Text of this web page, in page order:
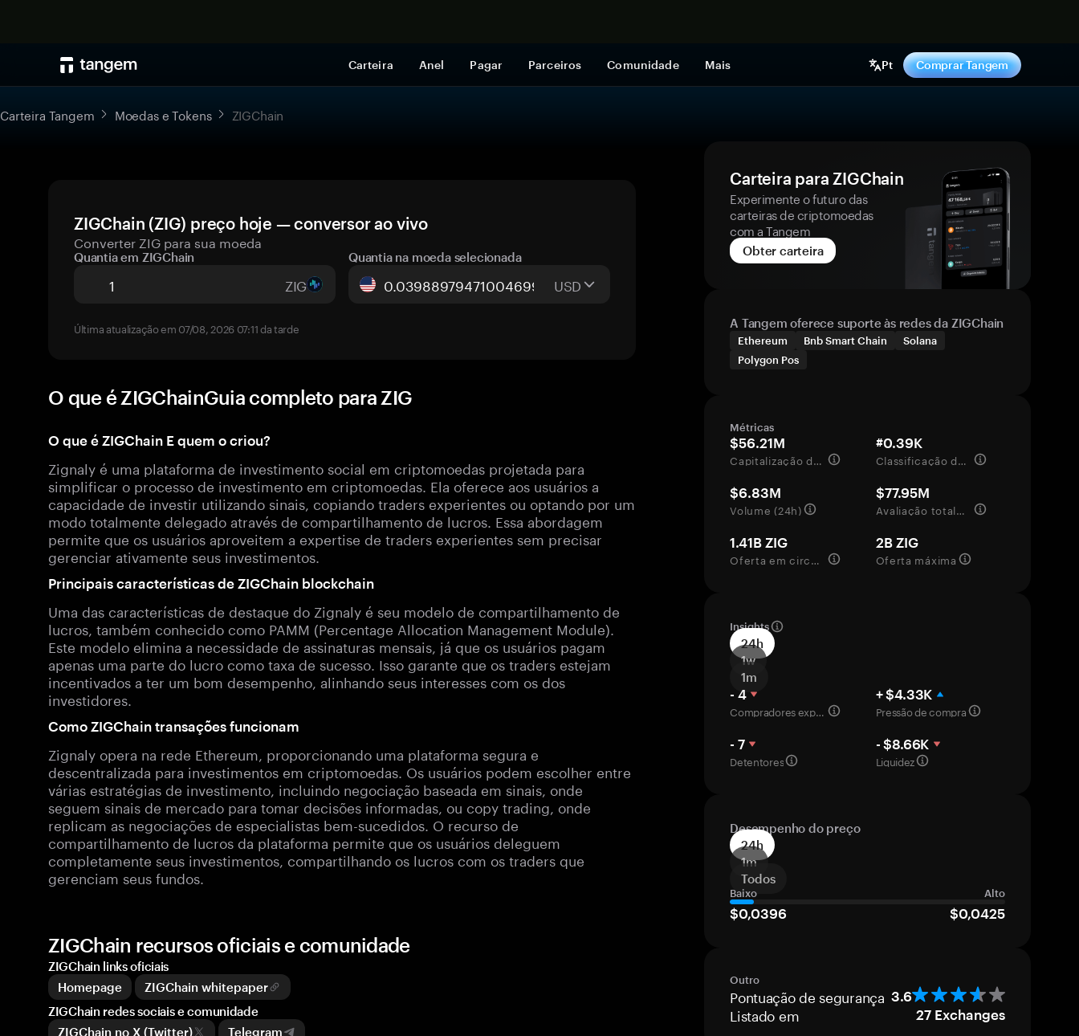
Carteira Anel Pagar Parceiros Comunidade Mais Pt Comprar Tangem
Carteira Tangem Moedas e Tokens ZIGChain
ZIGChain (ZIG) preço hoje — conversor ao vivo
Converter ZIG para sua moeda
Quantia em ZIGChain
ZIG
Quantia na moeda selecionada
USD
Última atualização em 07/08, 2026 07:11 da tarde
O que é ZIGChainGuia completo para ZIG
O que é ZIGChain E quem o criou?
Zignaly é uma plataforma de investimento social em criptomoedas projetada para
simplificar o processo de investimento em criptomoedas. Ela oferece aos usuários a
capacidade de investir utilizando sinais, copiando traders experientes ou optando por um
modo totalmente delegado através de compartilhamento de lucros. Essa abordagem
permite que os usuários aproveitem a expertise de traders experientes sem precisar
gerenciar ativamente seus investimentos.
Principais características de ZIGChain blockchain
Uma das características de destaque do Zignaly é seu modelo de compartilhamento de
lucros, também conhecido como PAMM (Percentage Allocation Management Module).
Este modelo elimina a necessidade de assinaturas mensais, já que os usuários pagam
apenas uma parte do lucro como taxa de sucesso. Isso garante que os traders estejam
incentivados a ter um bom desempenho, alinhando seus interesses com os dos
investidores.
Como ZIGChain transações funcionam
Zignaly opera na rede Ethereum, proporcionando uma plataforma segura e
descentralizada para investimentos em criptomoedas. Os usuários podem escolher entre
várias estratégias de investimento, incluindo negociação baseada em sinais, onde
seguem sinais de mercado para tomar decisões informadas, ou copy trading, onde
replicam as negociações de especialistas bem-sucedidos. O recurso de
compartilhamento de lucros da plataforma permite que os usuários deleguem
completamente seus investimentos, compartilhando os lucros com os traders que
gerenciam seus fundos.
Carteira para ZIGChain
Experimente o futuro das
carteiras de criptomoedas
com a Tangem
Obter carteira
A Tangem oferece suporte às redes da ZIGChain
Ethereum Bnb Smart Chain
Solana
Polygon Pos
Métricas
$56.21M
Capitalização de mercado
#0.39K
Classificação de mercado
$6.83M
Volume (24h)
$77.95M
Avaliação totalmente diluída
1.41B ZIG
Oferta em circulação
2B ZIG
Oferta máxima
Insights
24h
1w
1m
- 4
Compradores experientes
+ $4.33K
Pressão de compra
- 7
Detentores
- $8.66K
Liquidez
Desempenho do preço
24h
1m
Todos
Baixo Alto
$0,0396 $0,0425
Outro
Pontuação de segurança 3.6
Listado em 27 Exchanges
ZIGChain recursos oficiais e comunidade
ZIGChain links oficiais
Homepage
ZIGChain whitepaper
ZIGChain redes sociais e comunidade
ZIGChain no X (Twitter)
Telegram